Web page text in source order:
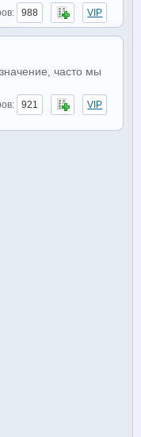
988 VIP
часто мы
921 VIP